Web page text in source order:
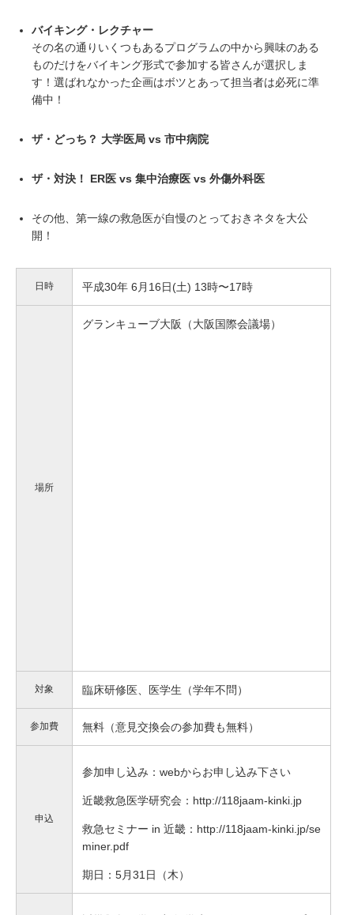
バイキング・レクチャー
その名の通りいくつもあるプログラムの中から興味のある
ものだけをバイキング形式で参加する皆さんが選択しま
す！選ばれなかった企画はボツとあって担当者は必死に準
備中！
ザ・どっち？ 大学医局 vs 市中病院
ザ・対決！ ER医 vs 集中治療医 vs 外傷外科医
その他、第一線の救急医が自慢のとっておきネタを大公
開！
日時 平成30年 6月16日(土) 13時〜17時
場所
グランキューブ大阪（大阪国際会議場）
対象 臨床研修医、医学生（学年不問）
参加費 無料（意見交換会の参加費も無料）
申込
参加申し込み：webからお申し込み下さい
近畿救急医学研究会：http://118jaam-kinki.jp
救急セミナー in 近畿：http://118jaam-kinki.jp/se
miner.pdf
期日：5月31日（木）